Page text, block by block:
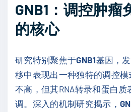
GNB1：调控肿瘤
的核心
研究特别聚焦于GNB1基因，
移中表现出一种独特的调控模
不高，但其RNA转录和蛋白质
调。深入的机制研究揭示，